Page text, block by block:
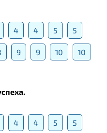
4 4 5 5
9 9 10 10
4 4 5 5